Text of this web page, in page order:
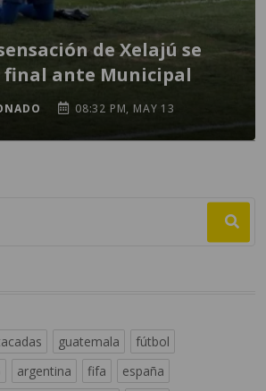
de Xelajú se
final ante Municipal
08:32 PM, MAY 13
guatemala
fútbol
argentina fifa
españa